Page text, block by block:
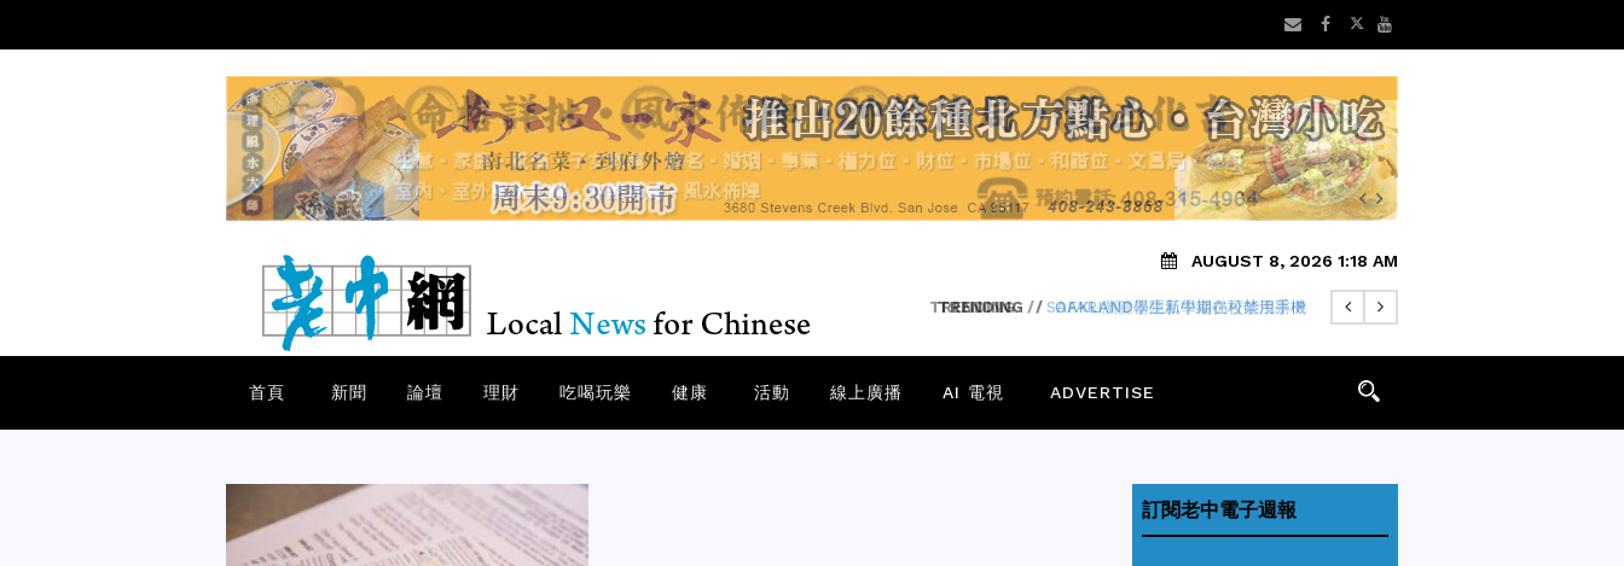
AUGUST 8, 2026 1:18 AM
TRENDING / SAFARI瀏覽器隱私中繼仍可能洩露IP
首頁 新聞 論壇 理財 吃喝玩樂 健康 活動 線上廣播 AI 電視 ADVERTISE
訂閱老中電子週報